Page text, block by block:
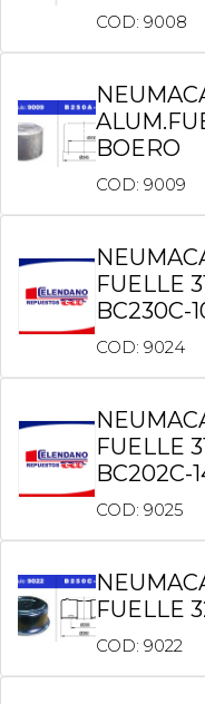
COD: 9008
BOERO
COD: 9009
FUELLE
BC230C-
COD: 9024
FUELLE
BC202C-
COD: 9025
FUELLE
COD: 9022